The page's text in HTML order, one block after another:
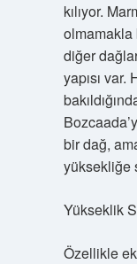
kılıyor.
olmamakla
diğer
yapısı var.
bir dağ,
yüksekliğe
Yükseklik
Özellikle